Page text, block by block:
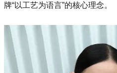
牌“以工艺为语言”的核心理念。